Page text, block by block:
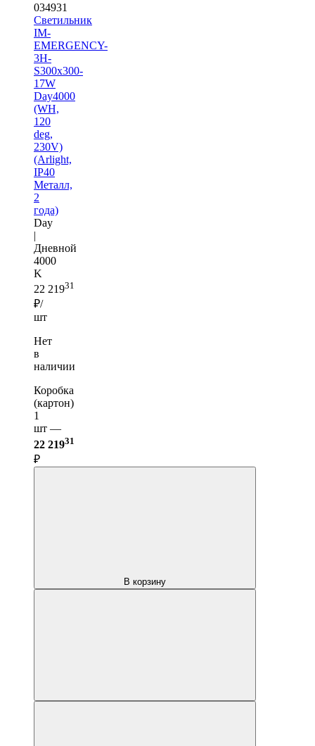
034931
Светильник
IM-
EMERGENCY-
3H-
S300x300-
17W
Day4000
(WH,
120
deg,
230V)
(Arlight,
IP40
Металл,
2
года)
Day
|
Дневной
4000
K
22 21931
₽/
шт
Нет
в
наличии
Коробка
(картон)
1
шт —
22 21931
₽
В корзину